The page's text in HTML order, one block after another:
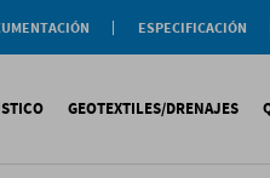
General
ESPECIFICACIÓN
Certificaciones
GEOTEXTILES/DRENAJES